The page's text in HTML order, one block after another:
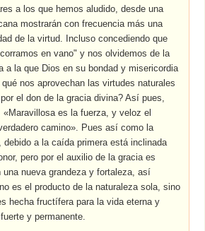
a los que hemos aludido, desde una
mostrarán con frecuencia más una
de la virtud. Incluso concediendo que
en vano" y nos olvidemos de la
a la que Dios en su bondad y misericordia
nos aprovechan las virtudes naturales
el don de la gracia divina? Así pues,
es la fuerza, y veloz el
camino». Pues así como la
debido a la caída primera está inclinada
pero por el auxilio de la gracia es
una nueva grandeza y fortaleza, así
es el producto de la naturaleza sola, sino
hecha fructífera para la vida eterna y
y permanente.